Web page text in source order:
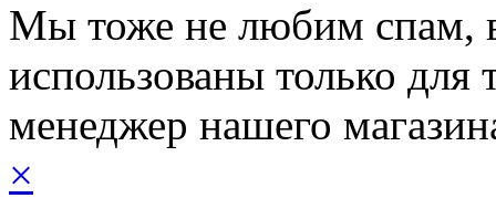
Мы тоже не любим спам,
использованы только для
менеджер нашего
×